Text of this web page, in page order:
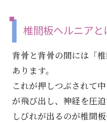
椎間板ヘルニアと
背骨と背骨の間には「
あります。
これが押しつぶされて
が飛び出し、神経を圧
しびれが出るのが椎間板